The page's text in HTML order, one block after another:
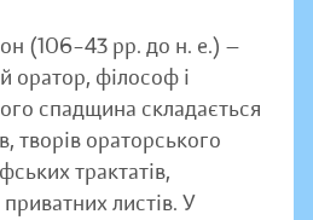
(106–43 рр. до н. е.) —
оратор, філософ і
спадщина складається
творів ораторського
трактатів,
листів. У